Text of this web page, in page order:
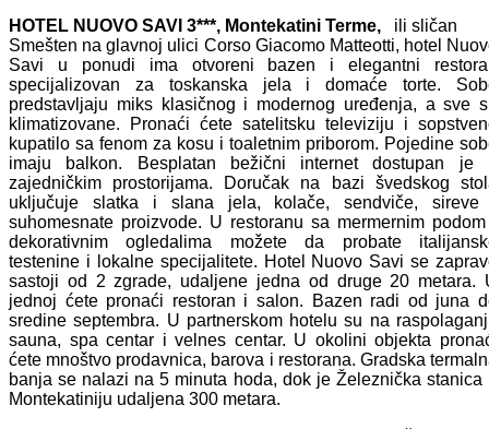
HOTEL NUOVO SAVI 3***, Montekatini Terme,
ili sličan
Smešten na glavnoj ulici Corso Giacomo Matteotti, hotel
Savi u ponudi ima otvoreni bazen i elegantni
specijalizovan za toskanska jela i domaće torte.
predstavljaju miks klasičnog i modernog uređenja, a sve
klimatizovane. Pronaći ćete satelitsku televiziju i
kupatilo sa fenom za kosu i toaletnim priborom. Pojedine
imaju balkon. Besplatan bežični internet dostupan je
zajedničkim prostorijama. Doručak na bazi švedskog
uključuje slatka i slana jela, kolače, sendviče,
suhomesnate proizvode. U restoranu sa mermernim
dekorativnim ogledalima možete da probate
testenine i lokalne specijalitete. Hotel Nuovo Savi se
sastoji od 2 zgrade, udaljene jedna od druge 20 metara.
jednoj ćete pronaći restoran i salon. Bazen radi od juna
sredine septembra. U partnerskom hotelu su na
sauna, spa centar i velnes centar. U okolini objekta
ćete mnoštvo prodavnica, barova i restorana. Gradska
banja se nalazi na 5 minuta hoda, dok je Železnička stanica
Montekatiniju udaljena 300 metara.